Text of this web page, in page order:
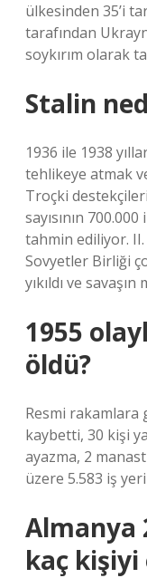
ülkesinden 35’i
tarafından
soykırım olarak
Stalin
1936 ile 1938
tehlikeye atmak
Troçki
sayısının
tahmin ediliyor. II.
Sovyetler Birliği
yıkıldı ve
1955
öldü?
Resmi rakamlara
kaybetti, 30 kişi
ayazma, 2
üzere 5.583 iş yeri
Almanya
kaç